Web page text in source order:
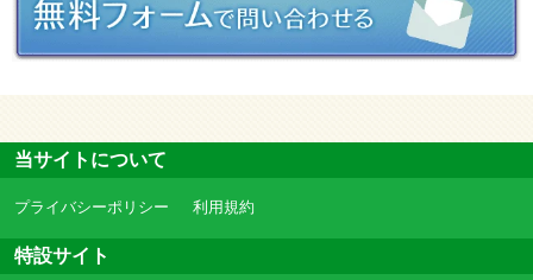
当サイトについて
プライバシーポリシー 利用規約
特設サイト